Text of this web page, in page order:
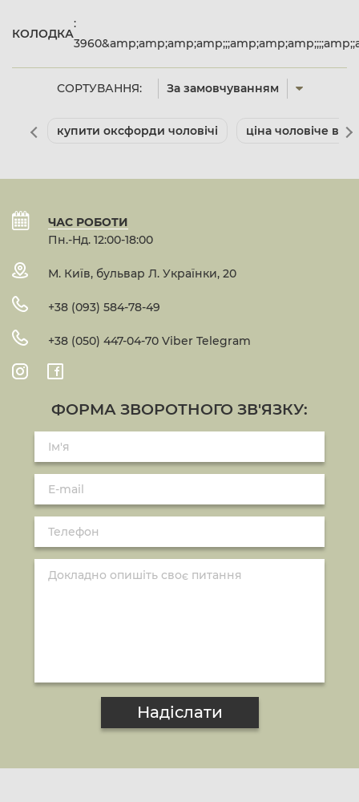
СОРТУВАННЯ: За замовчуванням
КОЛОДКА
:
купити оксфорди чоловічі ціна чоловіче
ЧАС РОБОТИ
Пн.-Нд. 12:00-18:00
М. Київ, бульвар Л. Українки, 20
+38 (093) 584-78-49
+38 (050) 447-04-70 Viber Telegram
ФОРМА ЗВОРОТНОГО ЗВ'ЯЗКУ:
Надіслати